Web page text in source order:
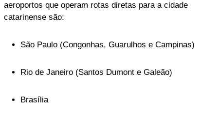
aeroportos que operam rotas diretas para a cidade
catarinense são:
São Paulo (Congonhas, Guarulhos e Campinas)
Rio de Janeiro (Santos Dumont e Galeão)
Brasília